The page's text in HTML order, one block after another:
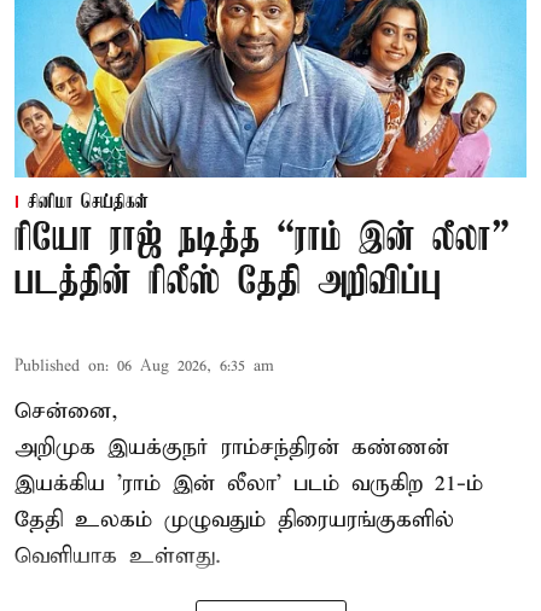
சினிமா செய்திகள்
ரியோ ராஜ் நடித்த “ராம் இன் லீலா”
படத்தின் ரிலீஸ் தேதி அறிவிப்பு
Published on: 06 Aug 2026, 6:35 am
சென்னை,
அறிமுக இயக்குநர் ராம்சந்திரன் கண்ணன்
இயக்கிய 'ராம் இன் லீலா' படம் வருகிற 21-ம்
தேதி உலகம் முழுவதும் திரையரங்குகளில்
வெளியாக உள்ளது.